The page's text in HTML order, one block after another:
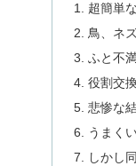
超簡単
鳥、ネ
ふと不
役割交
悲惨な
うまく
しかし